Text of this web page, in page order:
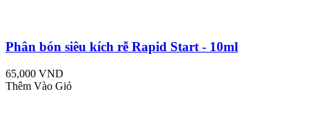
Phân bón siêu kích rễ Rapid Start - 10ml
65,000 VND
Thêm Vào Giỏ